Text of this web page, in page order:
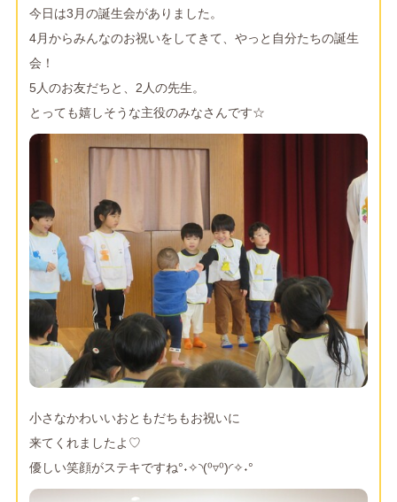
今日は3月の誕生会がありました。
4月からみんなのお祝いをしてきて、やっと自分たちの誕生
会！
5人のお友だちと、2人の先生。
とっても嬉しそうな主役のみなさんです☆
小さなかわいいおともだちもお祝いに
来てくれましたよ♡
優しい笑顔がステキですね°˖✧◝(⁰▿⁰)◜✧˖°